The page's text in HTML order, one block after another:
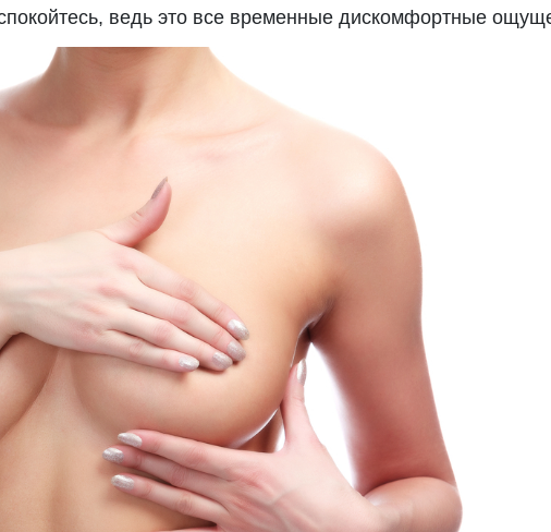
ведь это все временные дискомфортные